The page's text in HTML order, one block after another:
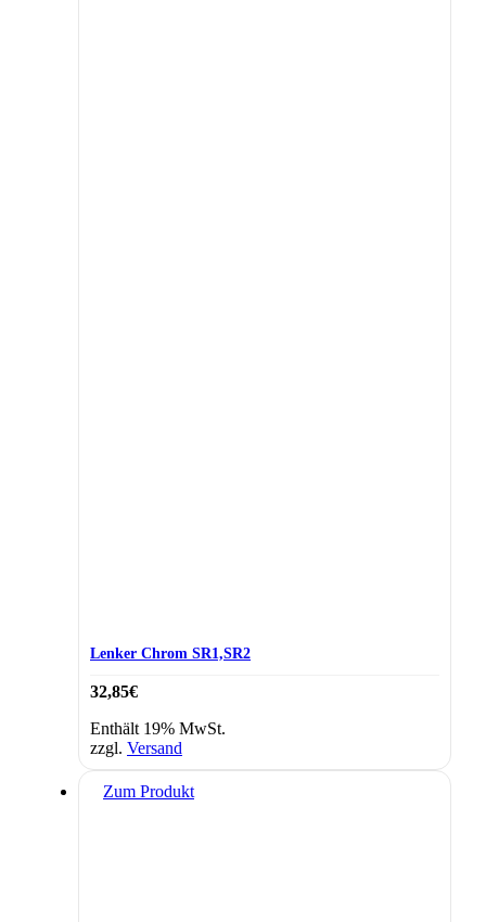
Lenker Chrom SR1,SR2
32,85€
Enthält 19% MwSt.
zzgl. Versand
Zum Produkt